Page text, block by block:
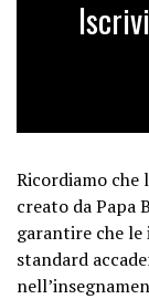
Ricordiamo che
creato da Papa
garantire che
standard